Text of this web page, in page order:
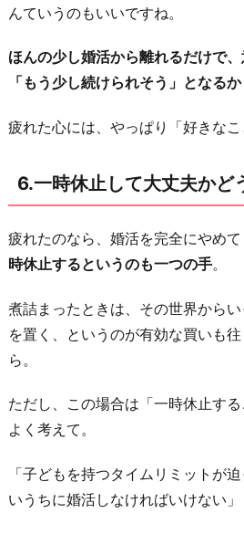
んていうのもいいですね。
ほんの少し婚活から離れるだけで
「もう少し続けられそう」となる
疲れた心には、やっぱり「好きなこ
6.一時休止して大丈夫かど
疲れたのなら、婚活を完全にやめて
時休止するというのも一つの手。
煮詰まったときは、その世界から
を置く、というのが有効な買いも
ら。
ただし、この場合は「一時休止す
よく考えて。
「子どもを持つタイムリミットが
いうちに婚活しなければいけない」